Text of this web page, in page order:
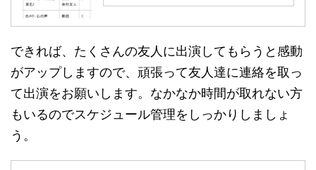
できれば、たくさんの友人に出演してもらうと感動
がアップしますので、頑張って友人達に連絡を取っ
て出演をお願いします。なかなか時間が取れない方
もいるのでスケジュール管理をしっかりしましょ
う。